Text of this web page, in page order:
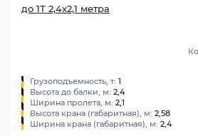
до 1Т 2,4x2,1 метра
Грузоподъемность, т: 1
Высота до балки, м: 2,4
Ширина пролета, м: 2,1
Высота крана (габаритная), м: 2,58
Ширина крана (габаритная), м: 2,4